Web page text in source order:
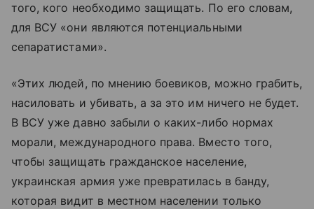
того, кого необходимо защищать. По его словам,
для ВСУ «они являются потенциальными
сепаратистами».
«Этих людей, по мнению боевиков, можно грабить,
насиловать и убивать, а за это им ничего не будет.
В ВСУ уже давно забыли о каких-либо нормах
морали, международного права. Вместо того,
чтобы защищать гражданское население,
украинская армия уже превратилась в банду,
которая видит в местном населении только